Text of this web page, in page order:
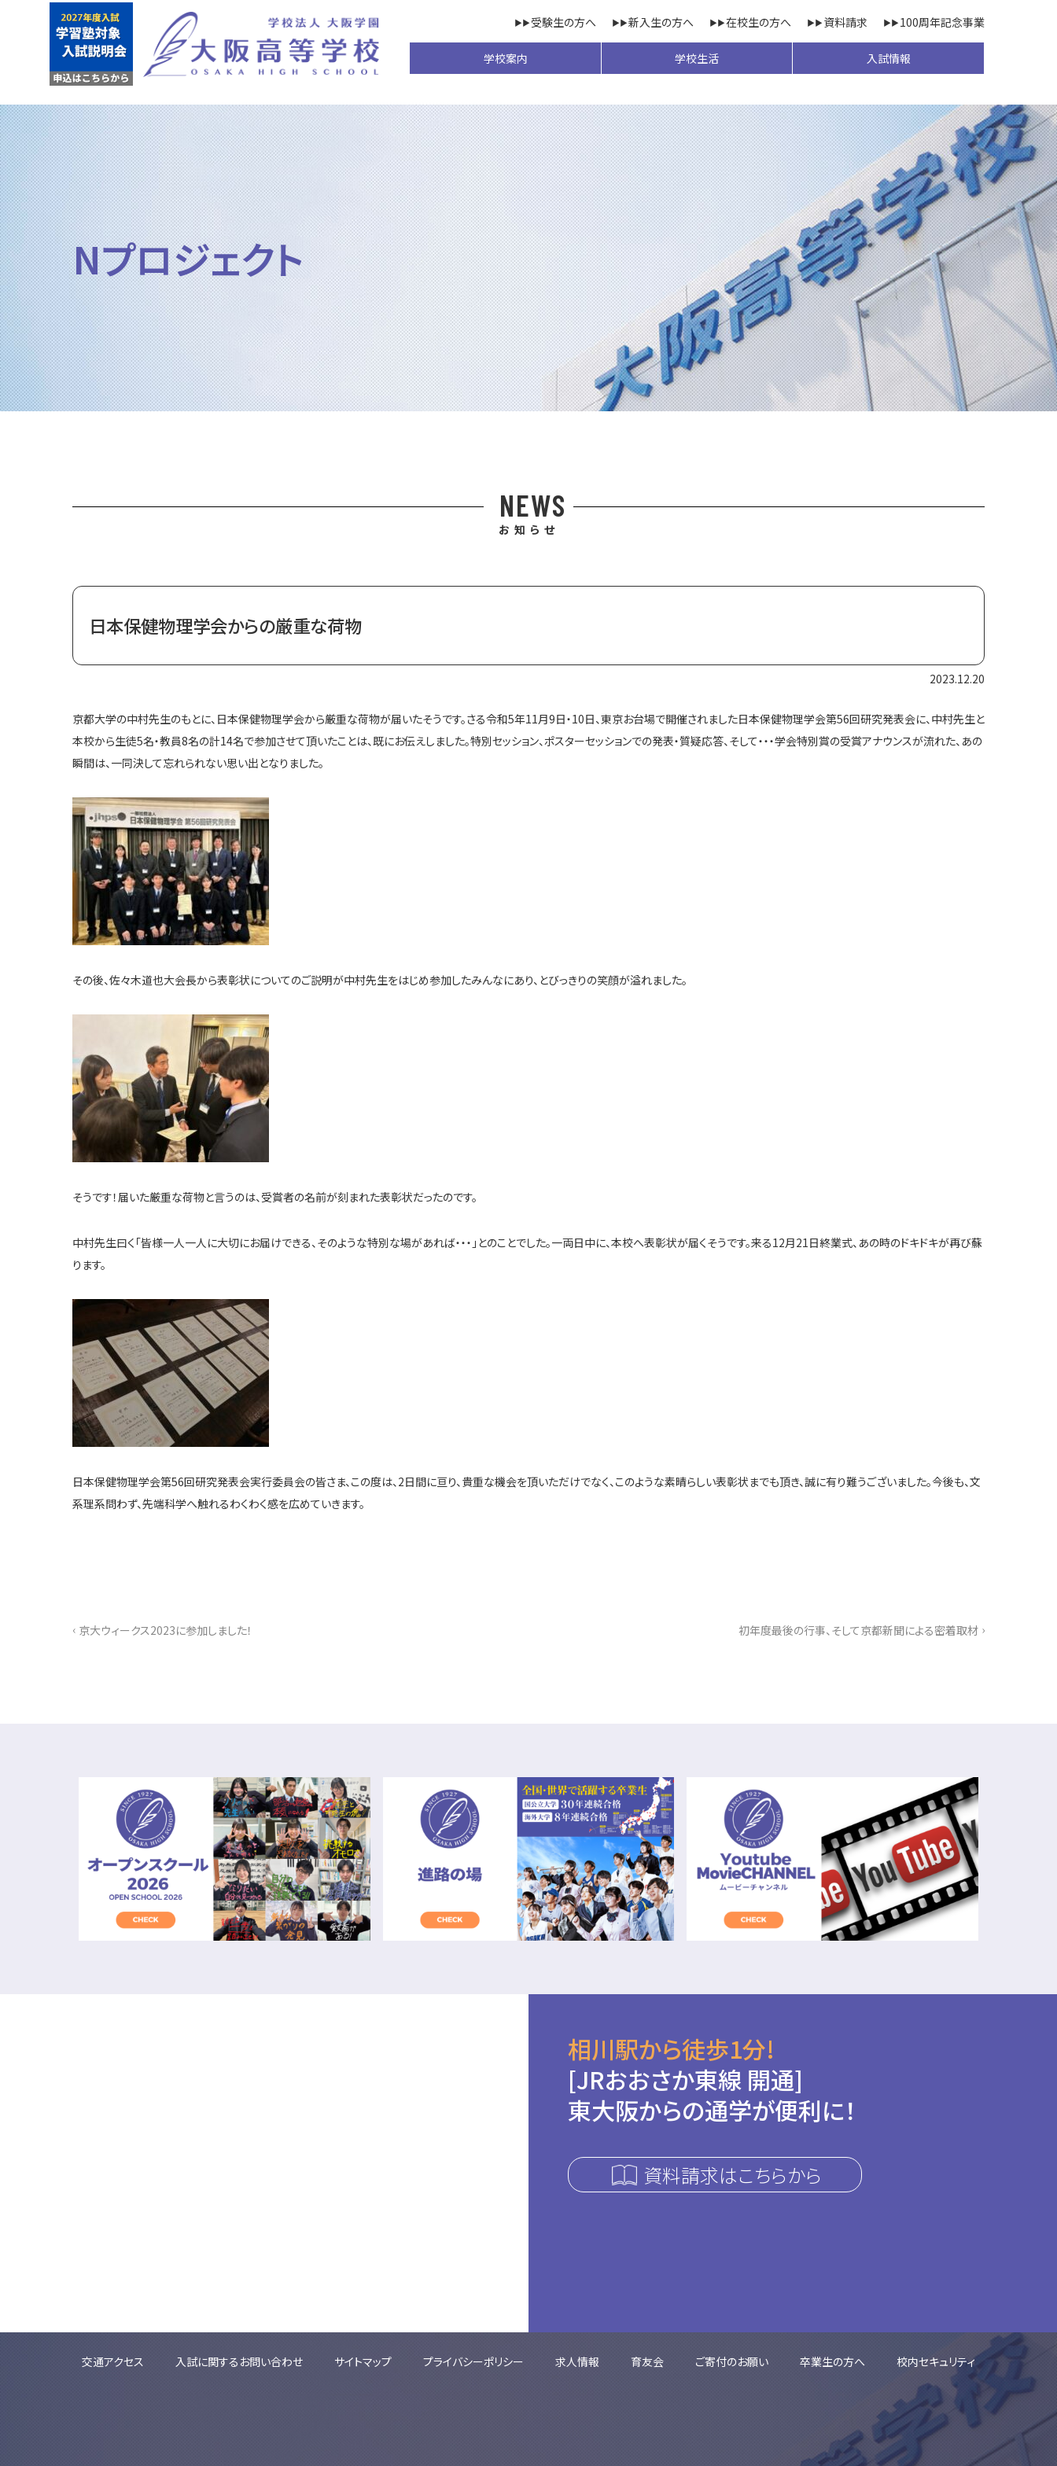
受験生の方へ 新入生の方へ 在校生の方へ 資料請求 100周年記念事業
学校案内 学校生活 入試情報
Nプロジェクト
NEWS
お知らせ
日本保健物理学会からの厳重な荷物
2023.12.20
京都大学の中村先生のもとに、日本保健物理学会から厳重な荷物が届いたそうです。さる令和5年11月9日・10日、東京お台場で開催されました日本保健物理学会第56回研究発表会に、中村先生と
本校から生徒5名・教員8名の計14名で参加させて頂いたことは、既にお伝えしました。特別セッション、ポスターセッションでの発表・質疑応答、そして・・・学会特別賞の受賞アナウンスが流れた、あの
瞬間は、一同決して忘れられない思い出となりました。
その後、佐々木道也大会長から表彰状についてのご説明が中村先生をはじめ参加したみんなにあり、とびっきりの笑顔が溢れました。
そうです！届いた厳重な荷物と言うのは、受賞者の名前が刻まれた表彰状だったのです。
中村先生曰く「皆様一人一人に大切にお届けできる、そのような特別な場があれば・・・」とのことでした。一両日中に、本校へ表彰状が届くそうです。来る12月21日終業式、あの時のドキドキが再び蘇
ります。
日本保健物理学会第56回研究発表会実行委員会の皆さま、この度は、2日間に亘り、貴重な機会を頂いただけでなく、このような素晴らしい表彰状までも頂き、誠に有り難うございました。今後も、文
系理系問わず、先端科学へ触れるわくわく感を広めていきます。
‹ 京大ウィークス2023に参加しました！ 初年度最後の行事、そして京都新聞による密着取材 ›
相川駅から徒歩1分!
[JRおおさか東線 開通]
東大阪からの通学が便利に！
資料請求はこちらから
交通アクセス 入試に関するお問い合わせ サイトマップ プライバシーポリシー 求人情報 育友会 ご寄付のお願い 卒業生の方へ 校内セキュリティ